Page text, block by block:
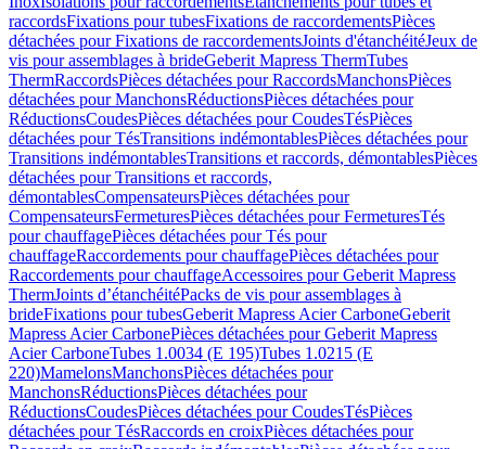
raccordsFixations pour tubesFixations de raccordementsPièces
détachées pour Fixations de raccordementsJoints d'étanchéitéJeux de
vis pour assemblages à brideGeberit Mapress ThermTubes
ThermRaccordsPièces détachées pour RaccordsManchonsPièces
détachées pour ManchonsRéductionsPièces détachées pour
RéductionsCoudesPièces détachées pour CoudesTésPièces
détachées pour TésTransitions indémontablesPièces détachées pour
Transitions indémontablesTransitions et raccords, démontablesPièces
détachées pour Transitions et raccords,
démontablesCompensateursPièces détachées pour
CompensateursFermeturesPièces détachées pour FermeturesTés
pour chauffagePièces détachées pour Tés pour
chauffageRaccordements pour chauffagePièces détachées pour
Raccordements pour chauffageAccessoires pour Geberit Mapress
ThermJoints d’étanchéitéPacks de vis pour assemblages à
brideFixations pour tubesGeberit Mapress Acier CarboneGeberit
Mapress Acier CarbonePièces détachées pour Geberit Mapress
Acier CarboneTubes 1.0034 (E 195)Tubes 1.0215 (E
220)MamelonsManchonsPièces détachées pour
ManchonsRéductionsPièces détachées pour
RéductionsCoudesPièces détachées pour CoudesTésPièces
détachées pour TésRaccords en croixPièces détachées pour